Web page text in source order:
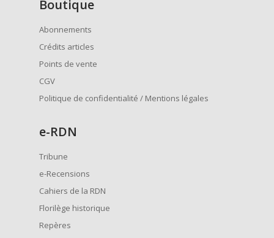
Boutique
Abonnements
Crédits articles
Points de vente
CGV
Politique de confidentialité / Mentions légales
e-RDN
Tribune
e-Recensions
Cahiers de la RDN
Florilège historique
Repères